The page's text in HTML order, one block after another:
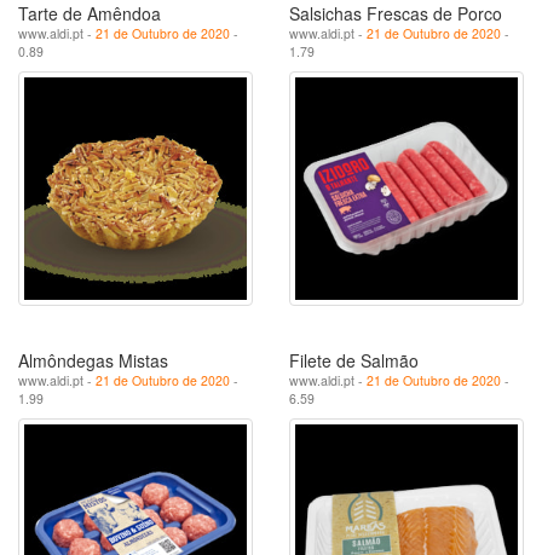
Tarte de Amêndoa
www.aldi.pt - 21 de Outubro de 2020 -
0.89
Salsichas Frescas de Porco
www.aldi.pt - 21 de Outubro de 2020 -
1.79
Almôndegas Mistas
www.aldi.pt - 21 de Outubro de 2020 -
1.99
Filete de Salmão
www.aldi.pt - 21 de Outubro de 2020 -
6.59